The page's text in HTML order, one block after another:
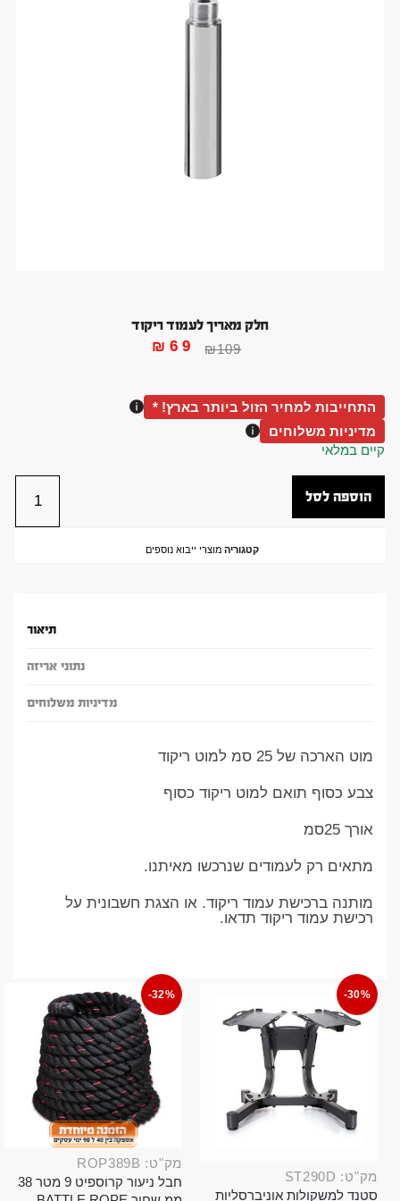
חלק מאריך לעמוד ריקוד
₪109
₪69
התחייבות למחיר הזול ביותר בארץ! *
מדיניות משלוחים
קיים במלאי
הוספה לסל
קטגוריה מוצרי ייבוא נוספים
תיאור
נתוני אריזה
מדיניות משלוחים
מוט הארכה של 25 סמ למוט ריקוד
צבע כסוף תואם למוט ריקוד כסוף
אורך 25סמ
מתאים רק לעמודים שנרכשו מאיתנו.
מותנה ברכישת עמוד ריקוד. או הצגת חשבונית על
רכישת עמוד ריקוד תדאו.
-30%
מק"ט: ST290D
סטנד למשקולות אוניברסליות
-32%
מק"ט: ROP389B
חבל ניעור קרוספיט 9 מטר 38